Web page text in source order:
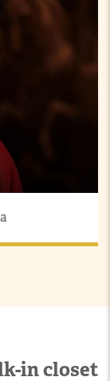
in closet